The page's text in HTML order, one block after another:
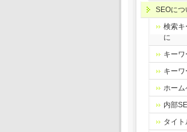
SEOにつ
検索キ
に
キー
キー
ホーム
内部
タイ